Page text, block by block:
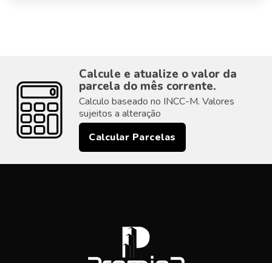
Calcule e atualize o valor da
parcela do mês corrente.
Calculo baseado no INCC-M. Valores
sujeitos a alteração
Calcular Parcelas